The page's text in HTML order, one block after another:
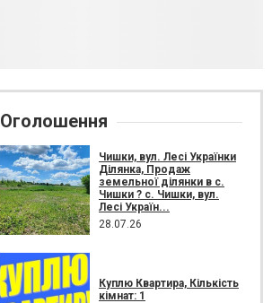
Оголошення
Чишки, вул. Лесі Українки
Ділянка, Продаж
земельної ділянки в с.
Чишки ? с. Чишки, вул.
Лесі Україн...
28.07.26
Куплю Квартира, Кількість
кімнат: 1